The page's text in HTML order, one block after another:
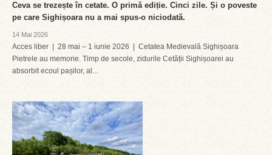
Ceva se trezește în cetate. O primă ediție. Cinci zile. Și o poveste
pe care Sighișoara nu a mai spus-o niciodată.
14 Mai 2026
Acces liber | 28 mai – 1 iunie 2026 | Cetatea Medievală Sighișoara
Pietrele au memorie. Timp de secole, zidurile Cetății Sighișoarei au
absorbit ecoul pașilor, al...